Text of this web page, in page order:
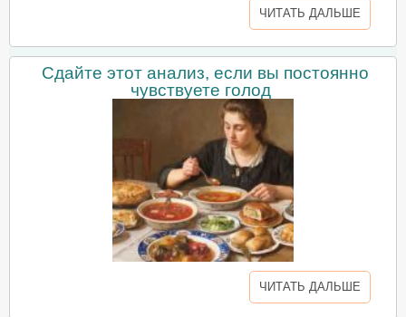
ЧИТАТЬ ДАЛЬШЕ
Сдайте этот анализ, если вы постоянно
чувствуете голод
ЧИТАТЬ ДАЛЬШЕ